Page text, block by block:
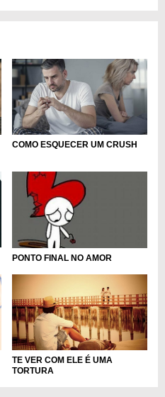
COMO ESQUECER UM CRUSH
PONTO FINAL NO AMOR
TE VER COM ELE É UMA
TORTURA